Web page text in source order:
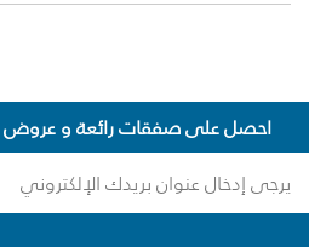
احصل على صفقات رائعة و عروض